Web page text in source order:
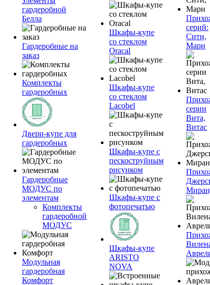
гардеробной
Белла
Гардеробные на
заказ
Комплекты
гардеробных
Двери-купе для
гардеробных
Гардеробные
МОДУС по
элементам
Комплекты
гардеробной
МОДУС
Модульная
гардеробная
Комфорт
Шкафы-купе
со стеклом
Oracal
Шкафы-купе
со стеклом
Lacobel
Шкафы-купе с
пескоструйным
рисунком
Шкафы-купе с
фотопечатью
Шкафы-купе
ARISTO
NOVA
серий:
Сити,
Мари
серии
Вита,
Витас